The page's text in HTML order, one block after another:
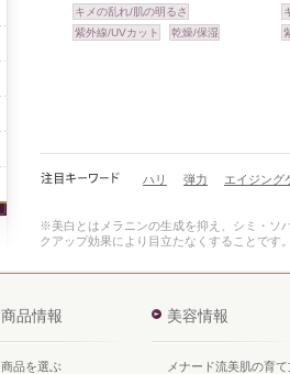
キメの乱れ/肌の明るさ
紫外線/UVカット
乾燥/保湿
ハリ 弾力 エイジング
※美白とはメラニンの生成を抑え、シミ・ソ
クアップ効果により目立たなくすることです
商品情報
商品を選ぶ
美容情報
メナード流美肌の育て